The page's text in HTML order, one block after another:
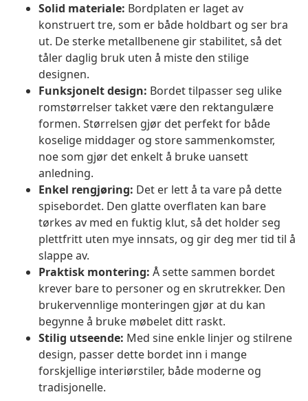
Solid materiale: Bordplaten er laget av
konstruert tre, som er både holdbart og ser bra
ut. De sterke metallbenene gir stabilitet, så det
tåler daglig bruk uten å miste den stilige
designen.
Funksjonelt design: Bordet tilpasser seg ulike
romstørrelser takket være den rektangulære
formen. Størrelsen gjør det perfekt for både
koselige middager og store sammenkomster,
noe som gjør det enkelt å bruke uansett
anledning.
Enkel rengjøring: Det er lett å ta vare på dette
spisebordet. Den glatte overflaten kan bare
tørkes av med en fuktig klut, så det holder seg
plettfritt uten mye innsats, og gir deg mer tid til å
slappe av.
Praktisk montering: Å sette sammen bordet
krever bare to personer og en skrutrekker. Den
brukervennlige monteringen gjør at du kan
begynne å bruke møbelet ditt raskt.
Stilig utseende: Med sine enkle linjer og stilrene
design, passer dette bordet inn i mange
forskjellige interiørstiler, både moderne og
tradisjonelle.